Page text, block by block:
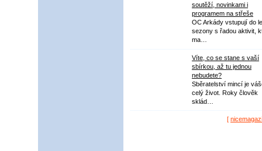
soutěží, novinkami i
programem na střeše
OC Arkády vstupují do
sezony s řadou aktivit,
ma…
Víte, co se stane s vaší
sbírkou, až tu jednou
nebudete?
Sběratelství mincí je
celý život. Roky člověk
sklád…
[